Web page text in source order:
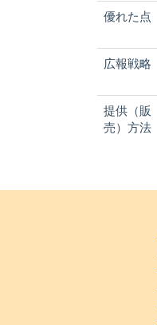
優れた点
広報戦略
提供（販
売）方法